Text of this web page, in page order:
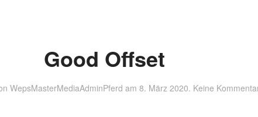
Good Offset
WepsMasterMediaAdminPferd am 8. März 2020. Keine